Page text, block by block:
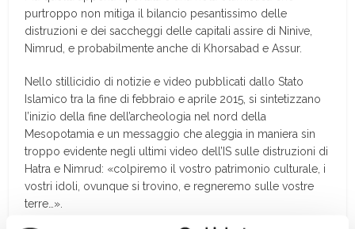
purtroppo non mitiga il bilancio pesantissimo delle
distruzioni e dei saccheggi delle capitali assire di Ninive,
Nimrud, e probabilmente anche di Khorsabad e Assur.
Nello stillicidio di notizie e video pubblicati dallo Stato
Islamico tra la fine di febbraio e aprile 2015, si sintetizzano
l’inizio della fine dell’archeologia nel nord della
Mesopotamia e un messaggio che aleggia in maniera sin
troppo evidente negli ultimi video dell’IS sulle distruzioni di
Hatra e Nimrud: «colpiremo il vostro patrimonio culturale, i
vostri idoli, ovunque si trovino, e regneremo sulle vostre
terre…».